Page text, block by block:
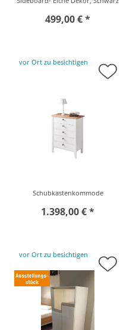
499,00 € *
vor Ort zu besichtigen
Schubkastenkommode
1.398,00 € *
vor Ort zu besichtigen